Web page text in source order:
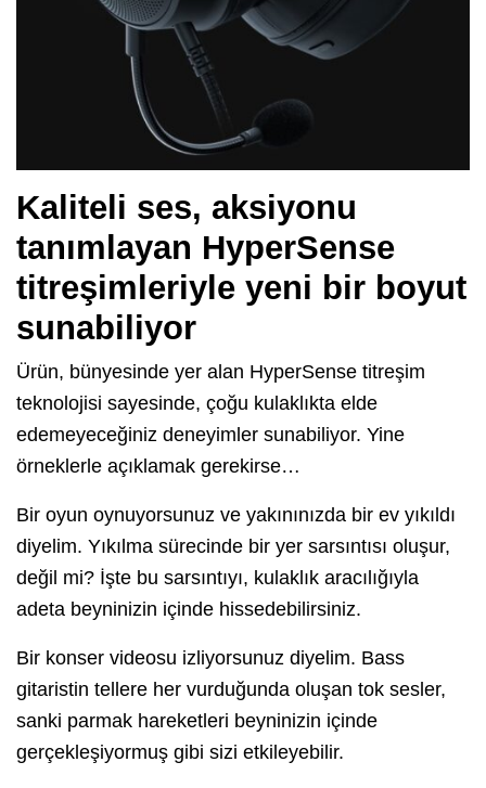
Kaliteli ses, aksiyonu
tanımlayan HyperSense
titreşimleriyle yeni bir boyut
sunabiliyor
Ürün, bünyesinde yer alan HyperSense titreşim
teknolojisi sayesinde, çoğu kulaklıkta elde
edemeyeceğiniz deneyimler sunabiliyor. Yine
örneklerle açıklamak gerekirse…
Bir oyun oynuyorsunuz ve yakınınızda bir ev yıkıldı
diyelim. Yıkılma sürecinde bir yer sarsıntısı oluşur,
değil mi? İşte bu sarsıntıyı, kulaklık aracılığıyla
adeta beyninizin içinde hissedebilirsiniz.
Bir konser videosu izliyorsunuz diyelim. Bass
gitaristin tellere her vurduğunda oluşan tok sesler,
sanki parmak hareketleri beyninizin içinde
gerçekleşiyormuş gibi sizi etkileyebilir.